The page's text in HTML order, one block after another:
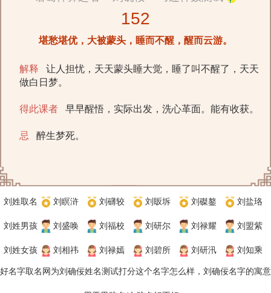
152
堪愁堪优，大被蒙头，睡而不醒，醒而云游。
解释
让人担忧，天天蒙头睡大觉，睡了叫不醒了，天天
做白日梦。
得此课者 早早醒悟，实际出发，洗心革面。能有收获。
忌 醉生梦死。
刘姓取名 刘瞑浒 刘礴较 刘眅坼 刘磔鏊 刘盐珞
刘姓男孩 刘盛唤 刘福校 刘研尔 刘禄耀 刘盟紫
刘姓女孩 刘相祎 刘禄嫣 刘碧所 刘研汛 刘知乘
好名字取名网为刘确佞姓名测试打分这个名字怎么样， 刘确佞名字的寓意